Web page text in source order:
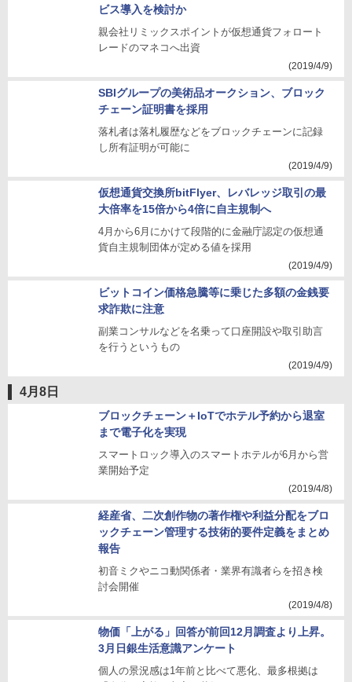
ビス導入を検討か
親会社リミックスポイントが仮想通貨フォロート
レードのマネコへ出資
(2019/4/9)
SBIグループの美術品オークション、ブロック
チェーン証明書を採用
落札者は落札履歴などをブロックチェーンに記録
し所有証明が可能に
(2019/4/9)
仮想通貨交換所bitFlyer、レバレッジ取引の最
大倍率を15倍から4倍に自主規制へ
4月から6月にかけて段階的に金融庁認定の仮想通
貨自主規制団体が定める値を採用
(2019/4/9)
ビットコイン価格急騰等に乗じた多額の金銭要
求詐欺に注意
副業コンサルなどを名乗って口座開設や取引助言
を行うというもの
(2019/4/9)
4月8日
ブロックチェーン＋IoTでホテル予約から退室
まで電子化を実現
スマートロック導入のスマートホテルが6月から営
業開始予定
(2019/4/8)
経産省、二次創作物の著作権や利益分配をブロ
ックチェーン管理する技術的要件定義をまとめ
報告
初音ミクやニコ動関係者・業界有識者らを招き検
討会開催
(2019/4/8)
物価「上がる」回答が前回12月調査より上昇。
3月日銀生活意識アンケート
個人の景況感は1年前と比べて悪化、最多根拠は